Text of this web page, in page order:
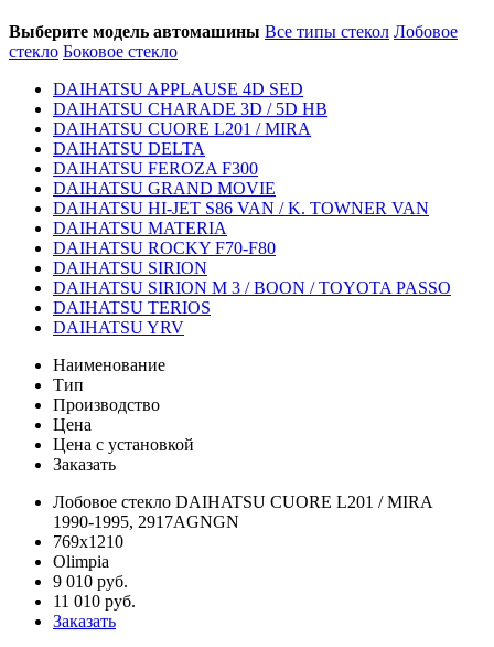
Выберите модель автомашины Все типы стекол Лобовое
стекло Боковое стекло
DAIHATSU APPLAUSE 4D SED
DAIHATSU CHARADE 3D / 5D HB
DAIHATSU CUORE L201 / MIRA
DAIHATSU DELTA
DAIHATSU FEROZA F300
DAIHATSU GRAND MOVIE
DAIHATSU HI-JET S86 VAN / K. TOWNER VAN
DAIHATSU MATERIA
DAIHATSU ROCKY F70-F80
DAIHATSU SIRION
DAIHATSU SIRION M 3 / BOON / TOYOTA PASSO
DAIHATSU TERIOS
DAIHATSU YRV
Наименование
Тип
Производство
Цена
Цена c установкой
Заказать
Лобовое стекло DAIHATSU CUORE L201 / MIRA
1990-1995, 2917AGNGN
769x1210
Olimpia
9 010 руб.
11 010 руб.
Заказать